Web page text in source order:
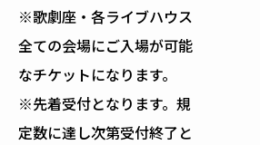
※歌劇座・各ライブハウス
全ての会場にご入場が可能
なチケットになります。
※先着受付となります。規
定数に達し次第受付終了と